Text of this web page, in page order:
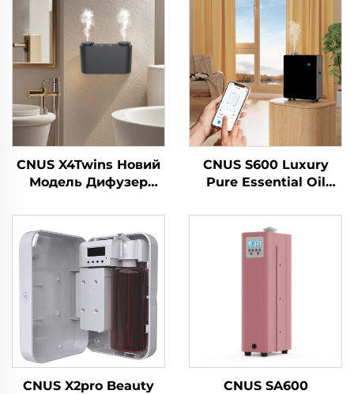
CNUS X4Twins Новий
Модель Дифузер
Гуртовий
Авіатомолоджувач
Для Магазину Офіс
CNUS S600 Luxury
Pure Essential Oil
Logo Aroma Diffuser
Wifi Control
Электричний аромат
для освітлення
CNUS X2pro Beauty
CNUS SA600